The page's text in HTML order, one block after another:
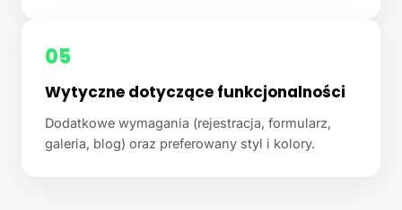
05
Wytyczne dotyczące funkcjonalności
Dodatkowe wymagania (rejestracja, formularz,
galeria, blog) oraz preferowany styl i kolory.